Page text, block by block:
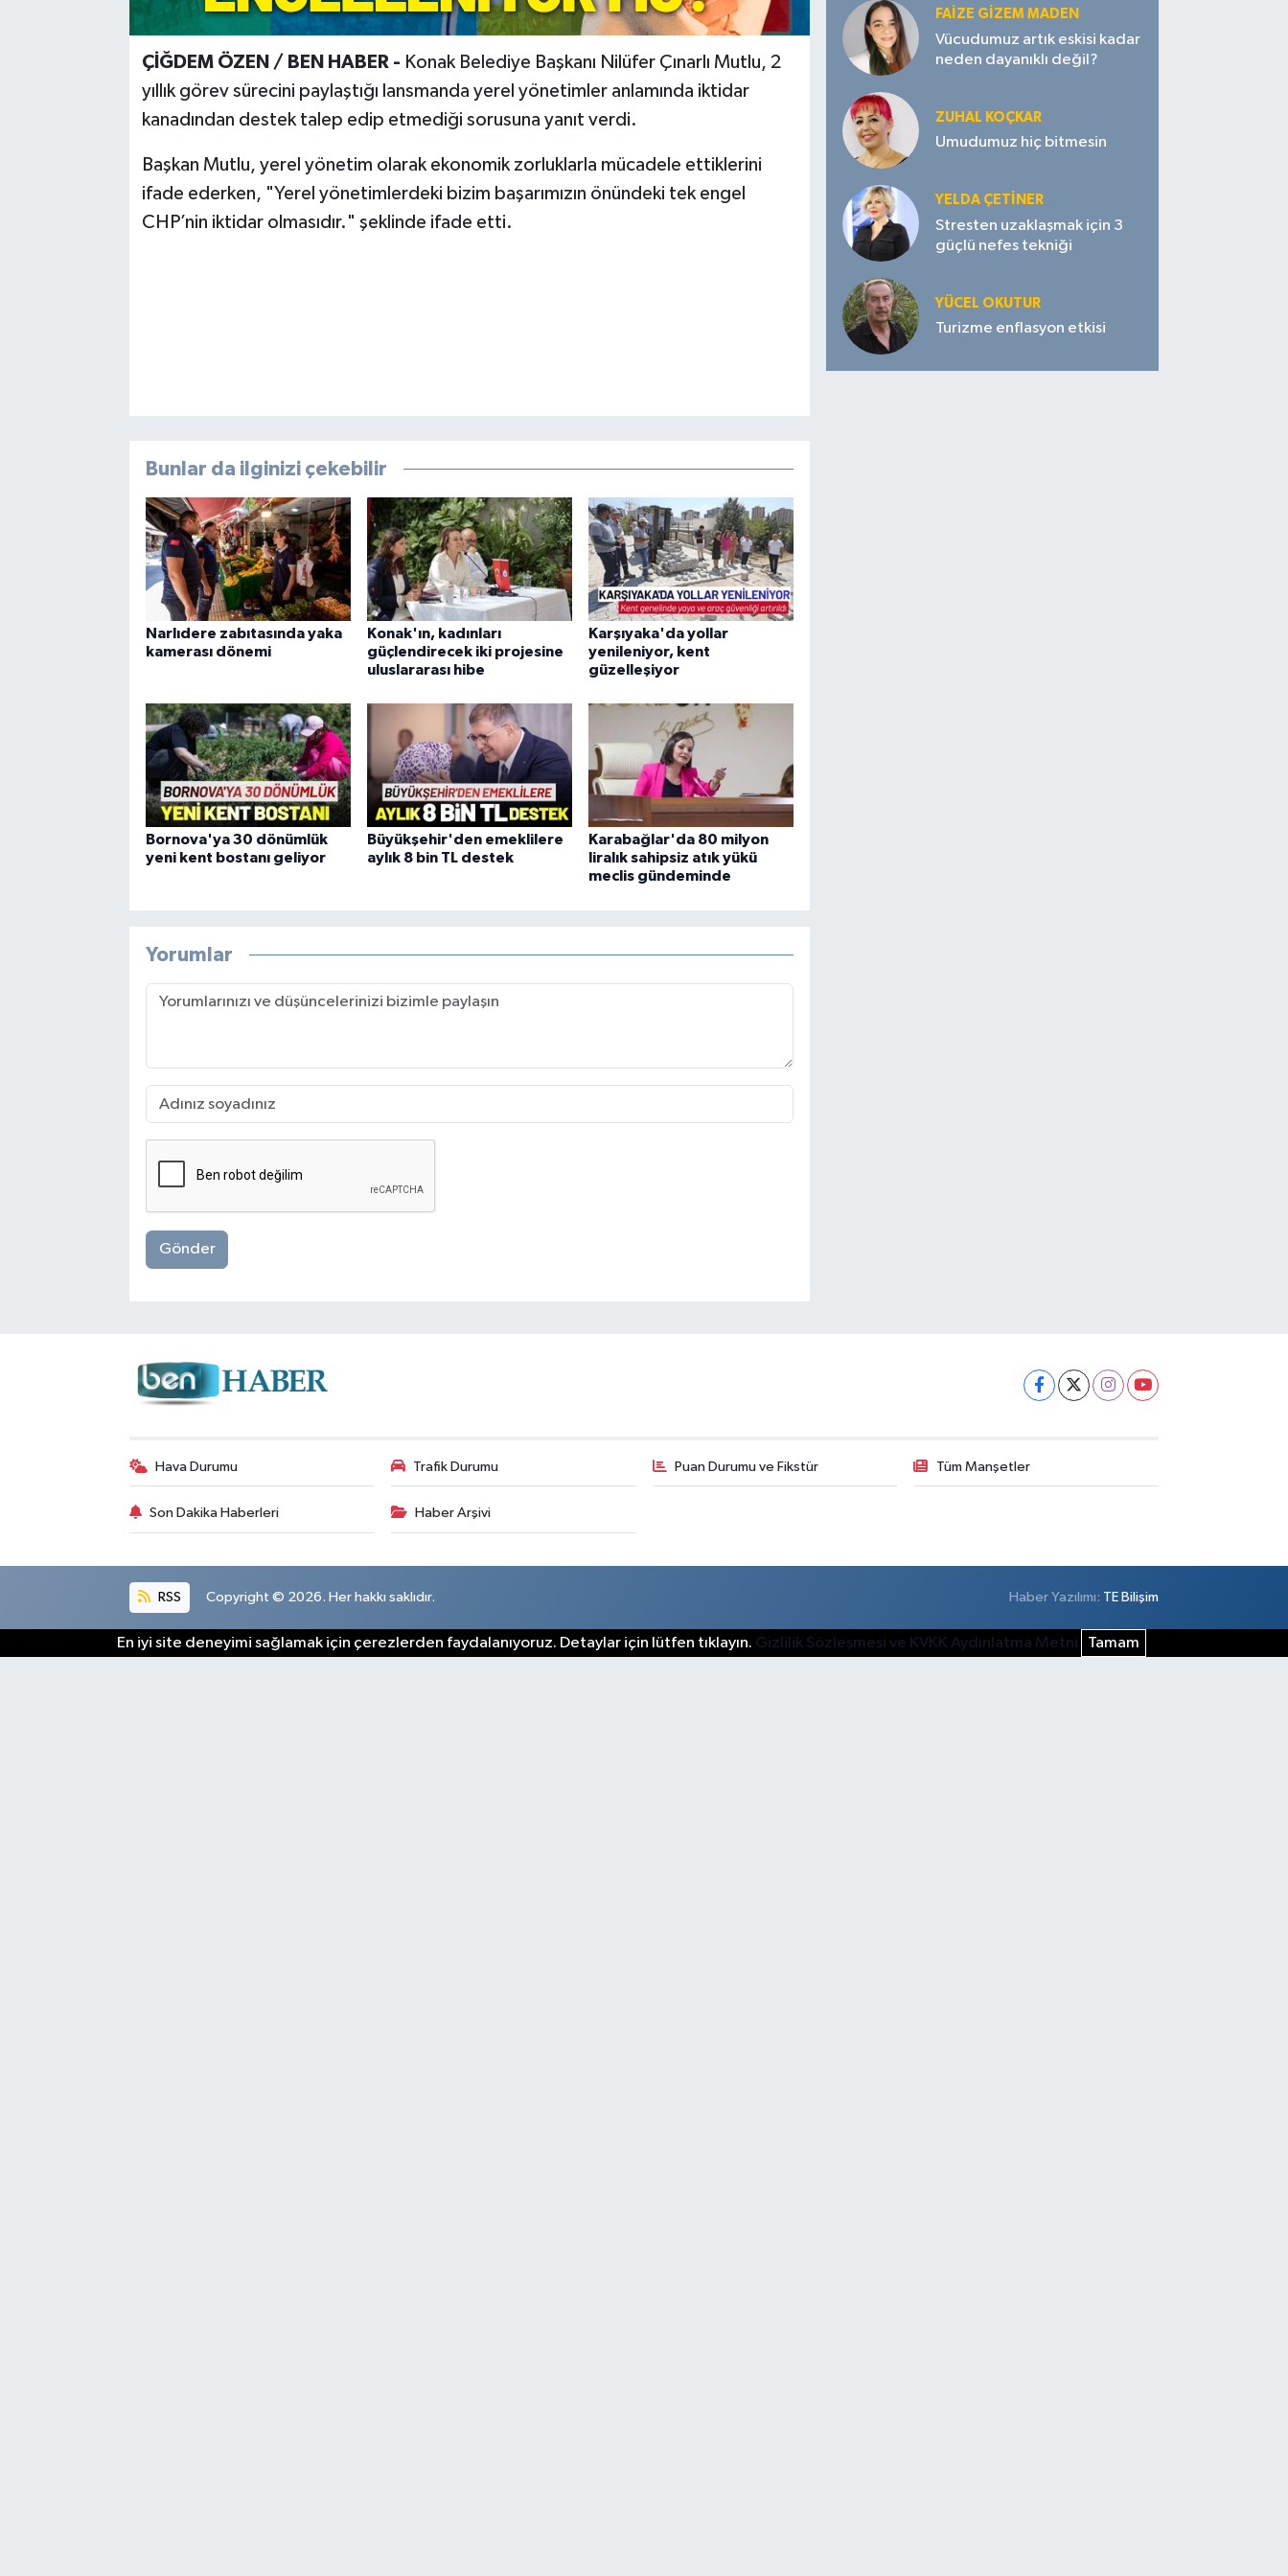
ÇİĞDEM ÖZEN / BEN HABER - Konak Belediye Başkanı Nilüfer Çınarlı Mutlu, 2
yıllık görev sürecini paylaştığı lansmanda yerel yönetimler anlamında iktidar
kanadından destek talep edip etmediği sorusuna yanıt verdi.
Başkan Mutlu, yerel yönetim olarak ekonomik zorluklarla mücadele ettiklerini
ifade ederken, "Yerel yönetimlerdeki bizim başarımızın önündeki tek engel
CHP’nin iktidar olmasıdır." şeklinde ifade etti.
Bunlar da ilginizi çekebilir
Narlıdere zabıtasında yaka
kamerası dönemi
Konak'ın, kadınları
güçlendirecek iki projesine
uluslararası hibe
Karşıyaka'da yollar
yenileniyor, kent
güzelleşiyor
Bornova'ya 30 dönümlük
yeni kent bostanı geliyor
Büyükşehir'den emeklilere
aylık 8 bin TL destek
Karabağlar'da 80 milyon
liralık sahipsiz atık yükü
meclis gündeminde
Yorumlar
Gönder
FAIZE GIZEM MADEN
Vücudumuz artık eskisi kadar
neden dayanıklı değil?
ZUHAL KOÇKAR
Umudumuz hiç bitmesin
YELDA ÇETİNER
Stresten uzaklaşmak için 3
güçlü nefes tekniği
YÜCEL OKUTUR
Turizme enflasyon etkisi
Hava Durumu Trafik Durumu Puan Durumu ve Fikstür Tüm Manşetler
Son Dakika Haberleri Haber Arşivi
RSS Copyright © 2026. Her hakkı saklıdır. Haber Yazılımı: TE Bilişim
En iyi site deneyimi sağlamak için çerezlerden faydalanıyoruz. Detaylar için lütfen tıklayın. Gizlilik Sözleşmesi ve KVKK Aydınlatma Metni Tamam